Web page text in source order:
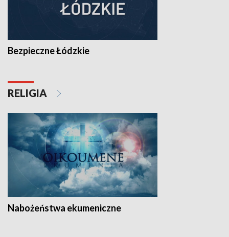
Bezpieczne Łódzkie
RELIGIA
Nabożeństwa ekumeniczne